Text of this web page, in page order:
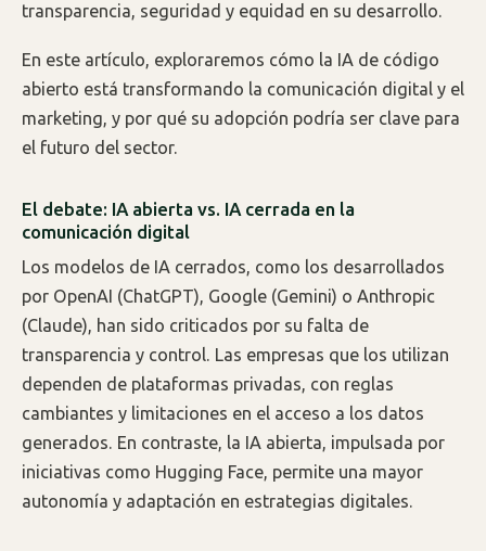
transparencia, seguridad y equidad en su desarrollo.
En este artículo, exploraremos cómo la IA de código
abierto está transformando la comunicación digital y el
marketing, y por qué su adopción podría ser clave para
el futuro del sector.
El debate: IA abierta vs. IA cerrada en la
comunicación digital
Los modelos de IA cerrados, como los desarrollados
por OpenAI (ChatGPT), Google (Gemini) o Anthropic
(Claude), han sido criticados por su falta de
transparencia y control. Las empresas que los utilizan
dependen de plataformas privadas, con reglas
cambiantes y limitaciones en el acceso a los datos
generados. En contraste, la IA abierta, impulsada por
iniciativas como Hugging Face, permite una mayor
autonomía y adaptación en estrategias digitales.